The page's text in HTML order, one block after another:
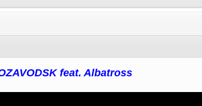
feat. Albatross